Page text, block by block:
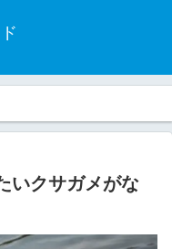
いクサガメがな